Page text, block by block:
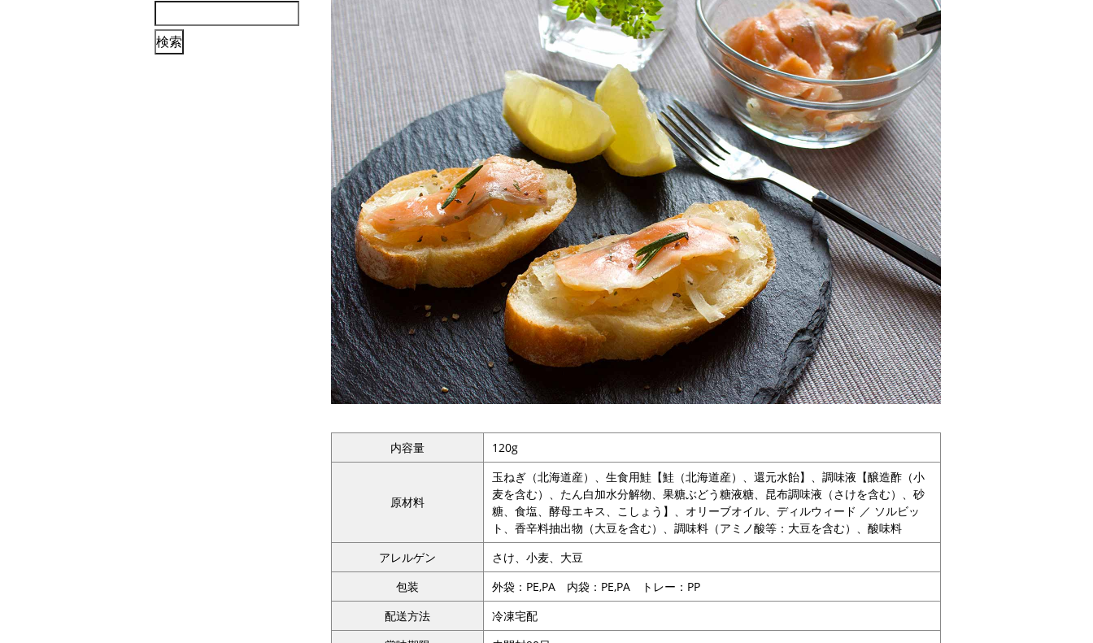
内容量 120g
原材料
玉ねぎ（北海道産）、生食用鮭【鮭（北海道産）、還元水飴】、調味液【醸造酢（小
麦を含む）、たん白加水分解物、果糖ぶどう糖液糖、昆布調味液（さけを含む）、砂
糖、食塩、酵母エキス、こしょう】、オリーブオイル、ディルウィード ／ ソルビッ
ト、香辛料抽出物（大豆を含む）、調味料（アミノ酸等：大豆を含む）、酸味料
アレルゲン
さけ、小麦、大豆
包装
外袋：PE,PA 内袋：PE,PA トレー：PP
配送方法
冷凍宅配